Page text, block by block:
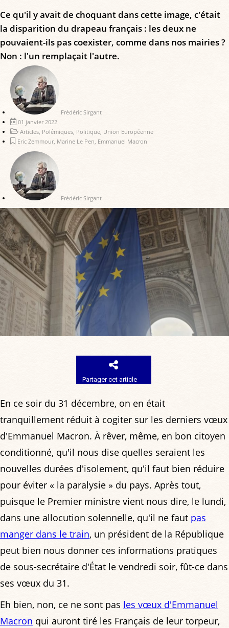
Ce qu'il y avait de choquant dans cette image, c'était
la disparition du drapeau français : les deux ne
pouvaient-ils pas coexister, comme dans nos mairies ?
Non : l'un remplaçait l'autre.
Frédéric Sirgant
01 janvier 2022
Articles Polémiques Politique Union Européenne
Eric Zemmour, Marine Le Pen Emmanuel Macron
Frédéric Sirgant
Partager cet article
En ce soir du 31 décembre, on en était
tranquillement réduit à cogiter sur les derniers vœux
d'Emmanuel Macron. À rêver, même, en bon citoyen
conditionné, qu'il nous dise quelles seraient les
nouvelles durées d'isolement, qu'il faut bien réduire
pour éviter « la paralysie » du pays. Après tout,
puisque le Premier ministre vient nous dire, le lundi,
dans une allocution solennelle, qu'il ne faut pas
manger dans le train, un président de la République
peut bien nous donner ces informations pratiques
de sous-secrétaire d'État le vendredi soir, fût-ce dans
ses vœux du 31.
Eh bien, non, ce ne sont pas les vœux d'Emmanuel
Macron qui auront tiré les Français de leur torpeur,